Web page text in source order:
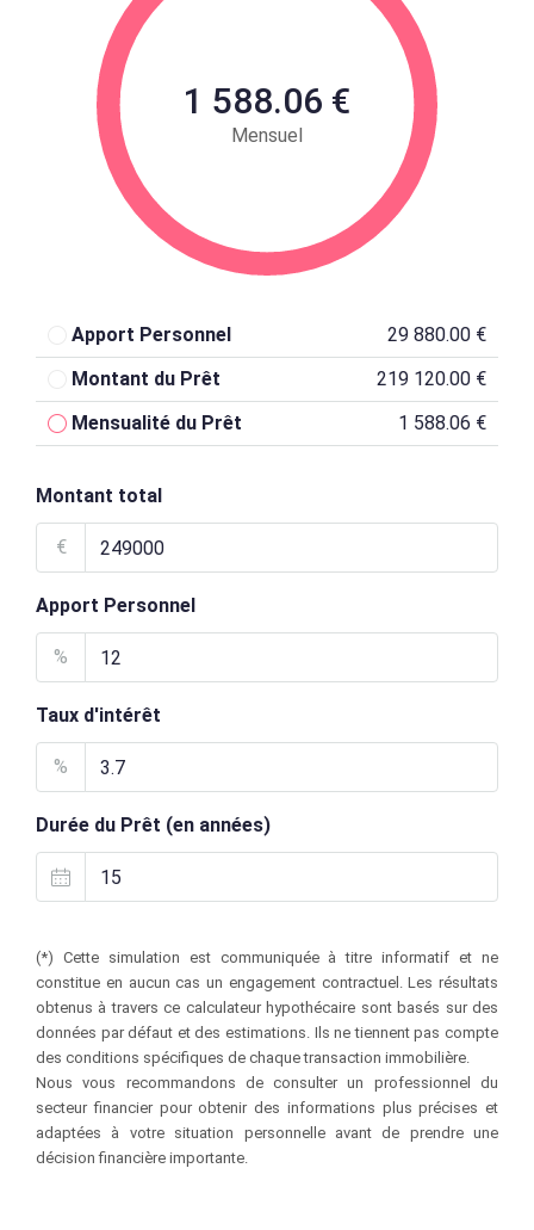
1 588.06 €
Mensuel
Apport Personnel
29 880.00 €
Montant du Prêt
219 120.00 €
Mensualité du Prêt
1 588.06 €
Montant total
€
Apport Personnel
%
Taux d'intérêt
%
Durée du Prêt (en années)
(*) Cette simulation est communiquée à titre informatif et ne
constitue en aucun cas un engagement contractuel. Les résultats
obtenus à travers ce calculateur hypothécaire sont basés sur des
données par défaut et des estimations. Ils ne tiennent pas compte
des conditions spécifiques de chaque transaction immobilière.
Nous vous recommandons de consulter un professionnel du
secteur financier pour obtenir des informations plus précises et
adaptées à votre situation personnelle avant de prendre une
décision financière importante.